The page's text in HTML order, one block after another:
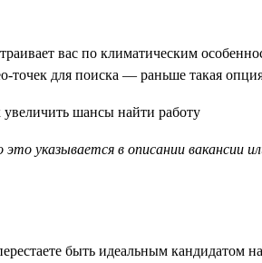
вас по климатическим
точек для поиска — раньше такая
указывается в описании вакансии
быть идеальным кандидатом